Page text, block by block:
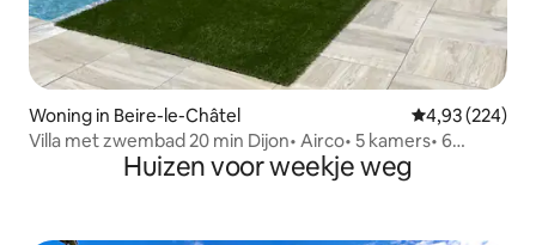
Woning in Beire-le-Châtel Gemiddelde
4,93 (224)
Villa met zwembad 20 min Dijon• Airco• 5 kamers• 6
tweepersoonsbedden
Huizen voor weekje weg